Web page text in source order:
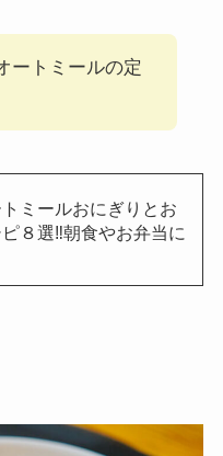
ートミールの定
ミールおにぎりとお
８選‼︎朝食やお弁当に